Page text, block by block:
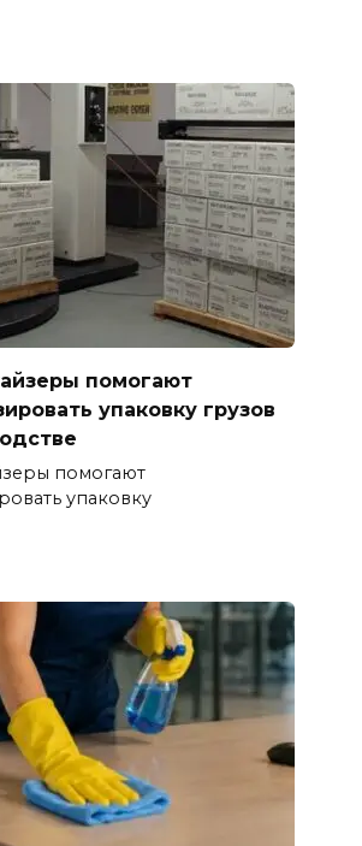
помогают
упаковку грузов
помогают
упаковку